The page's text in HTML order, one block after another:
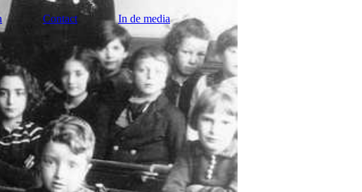
Contact In de media